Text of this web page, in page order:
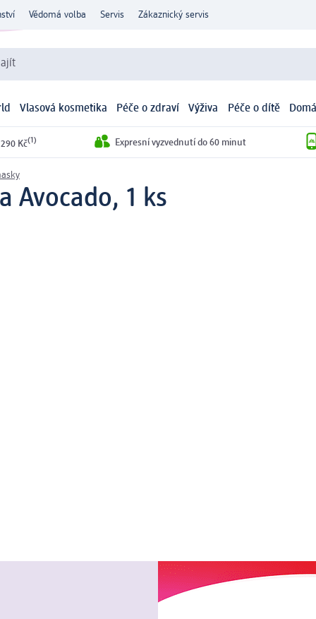
Vědomá volba Servis Zákaznický servis
Vlasová kosmetika Péče o zdraví Výživa Péče o dítě
Kč(1) Expresní vyzvednutí do 60 minut
Avocado, 1 ks